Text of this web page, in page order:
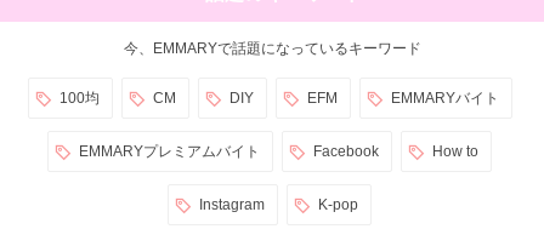
今、EMMARYで話題になっているキーワード
100均 CM DIY EFM EMMARYバイト
EMMARYプレミアムバイト Facebook How to
Instagram K-pop